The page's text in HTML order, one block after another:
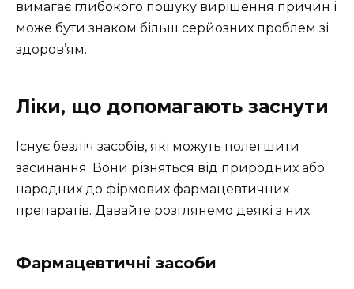
вимагає глибокого пошуку вирішення причин і
може бути знаком більш серйозних проблем зі
здоров’ям.
Ліки, що допомагають заснути
Існує безліч засобів, які можуть полегшити
засинання. Вони різняться від природних або
народних до фірмових фармацевтичних
препаратів. Давайте розглянемо деякі з них.
Фармацевтичні засоби